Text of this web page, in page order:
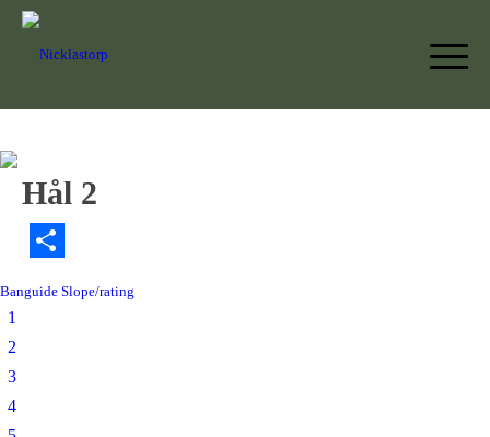
Hål 2
Banguide Slope/rating
1
2
3
4